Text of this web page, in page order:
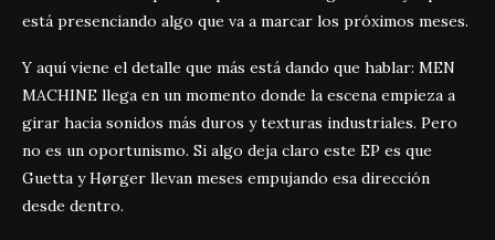
está presenciando algo que va a marcar los próximos meses.
Y aquí viene el detalle que más está dando que hablar: MEN
MACHINE llega en un momento donde la escena empieza a
girar hacia sonidos más duros y texturas industriales. Pero
no es un oportunismo. Si algo deja claro este EP es que
Guetta y Hørger llevan meses empujando esa dirección
desde dentro.